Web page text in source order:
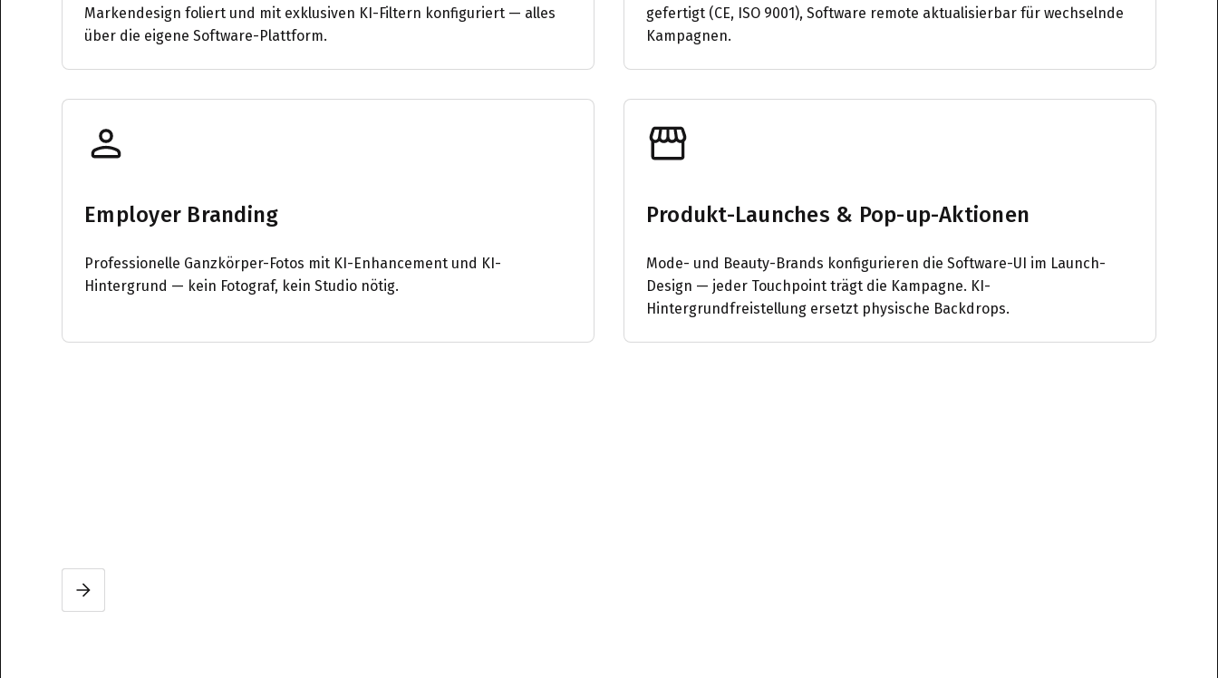
Markendesign foliert und mit exklusiven KI-Filtern konfiguriert — alles
über die eigene Software-Plattform.
gefertigt (CE, ISO 9001), Software remote aktualisierbar für wechselnde
Kampagnen.
Employer Branding
Professionelle Ganzkörper-Fotos mit KI-Enhancement und KI-
Hintergrund — kein Fotograf, kein Studio nötig.
Produkt-Launches & Pop-up-Aktionen
Mode- und Beauty-Brands konfigurieren die Software-UI im Launch-
Design — jeder Touchpoint trägt die Kampagne. KI-
Hintergrundfreistellung ersetzt physische Backdrops.
Slide 2 of 3.